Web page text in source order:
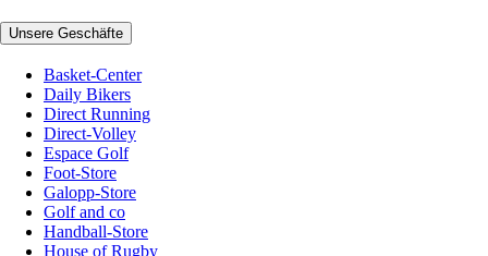
Unsere Geschäfte
Basket-Center
Daily Bikers
Direct Running
Direct-Volley
Espace Golf
Foot-Store
Galopp-Store
Golf and co
Handball-Store
House of Rugby